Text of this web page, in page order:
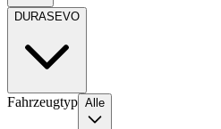
DURASEVO
Fahrzeugtyp Alle